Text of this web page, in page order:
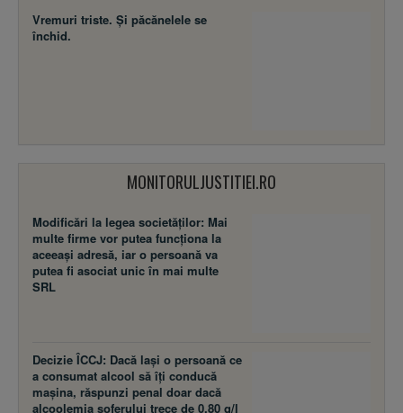
Vremuri triste. Şi păcănelele se
închid.
MONITORULJUSTITIEI.RO
Modificări la legea societăţilor: Mai
multe firme vor putea funcţiona la
aceeaşi adresă, iar o persoană va
putea fi asociat unic în mai multe
SRL
Decizie ÎCCJ: Dacă laşi o persoană ce
a consumat alcool să îţi conducă
maşina, răspunzi penal doar dacă
alcoolemia şoferului trece de 0,80 g/l